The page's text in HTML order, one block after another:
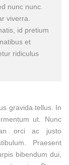
nunc nunc.
viverra.
id pretium
et
ridiculus
gravida tellus. In
ut. Nunc
orci ac justo
Praesent
bibendum dui,